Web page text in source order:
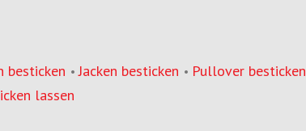
besticken •Jacken besticken • Pullover besticken
lassen